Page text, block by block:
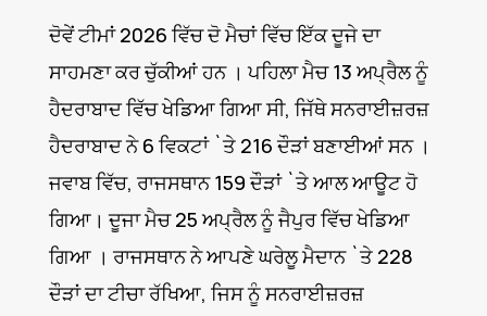
ਦੋਵੇਂ ਟੀਮਾਂ 2026 ਵਿੱਚ ਦੋ ਮੈਚਾਂ ਵਿੱਚ ਇੱਕ ਦੂਜੇ ਦਾ
ਸਾਹਮਣਾ ਕਰ ਚੁੱਕੀਆਂ ਹਨ । ਪਹਿਲਾ ਮੈਚ 13 ਅਪ੍ਰੈਲ ਨੂੰ
ਹੈਦਰਾਬਾਦ ਵਿੱਚ ਖੇਡਿਆ ਗਿਆ ਸੀ, ਜਿੱਥੇ ਸਨਰਾਈਜ਼ਰਜ਼
ਹੈਦਰਾਬਾਦ ਨੇ 6 ਵਿਕਟਾਂ `ਤੇ 216 ਦੌੜਾਂ ਬਣਾਈਆਂ ਸਨ ।
ਜਵਾਬ ਵਿੱਚ, ਰਾਜਸਥਾਨ 159 ਦੌੜਾਂ `ਤੇ ਆਲ ਆਊਟ ਹੋ
ਗਿਆ। ਦੂਜਾ ਮੈਚ 25 ਅਪ੍ਰੈਲ ਨੂੰ ਜੈਪੁਰ ਵਿੱਚ ਖੇਡਿਆ
ਗਿਆ । ਰਾਜਸਥਾਨ ਨੇ ਆਪਣੇ ਘਰੇਲੂ ਮੈਦਾਨ `ਤੇ 228
ਦੌੜਾਂ ਦਾ ਟੀਚਾ ਰੱਖਿਆ, ਜਿਸ ਨੂੰ ਸਨਰਾਈਜ਼ਰਜ਼